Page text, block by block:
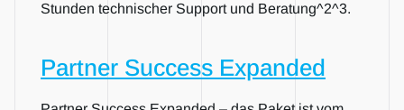
Stunden technischer Support und Beratung^2^3.
Partner Success Expanded